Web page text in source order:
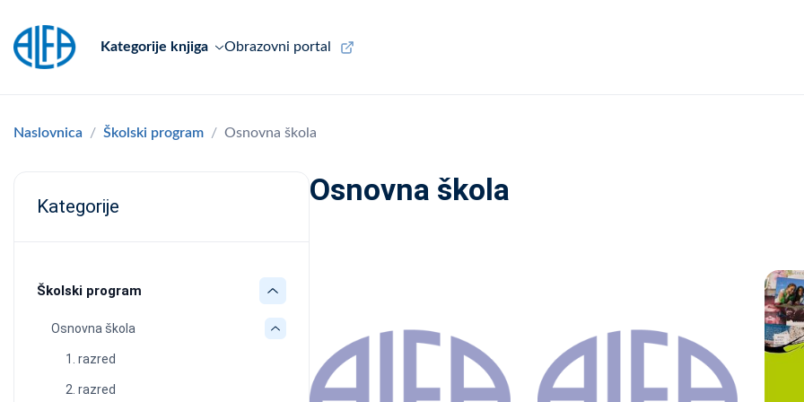
Kategorije knjiga Obrazovni portal
Naslovnica Školski program Osnovna škola
Kategorije
Školski program
Osnovna škola
1. razred
2. razred
Osnovna škola